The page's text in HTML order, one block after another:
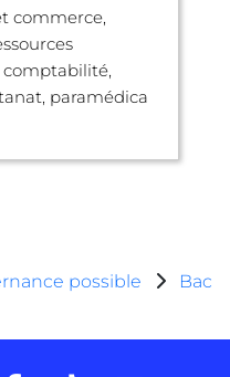
commerce,
paramédica
possible
Bac